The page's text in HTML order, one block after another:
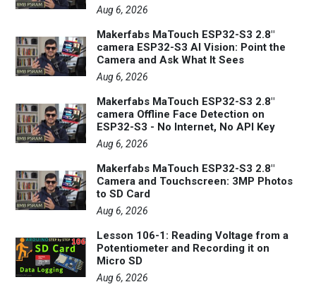
Aug 6, 2026
Makerfabs MaTouch ESP32-S3 2.8"
camera ESP32-S3 AI Vision: Point the
Camera and Ask What It Sees
Aug 6, 2026
Makerfabs MaTouch ESP32-S3 2.8"
camera Offline Face Detection on
ESP32-S3 - No Internet, No API Key
Aug 6, 2026
Makerfabs MaTouch ESP32-S3 2.8"
Camera and Touchscreen: 3MP Photos
to SD Card
Aug 6, 2026
Lesson 106-1: Reading Voltage from a
Potentiometer and Recording it on
Micro SD
Aug 6, 2026